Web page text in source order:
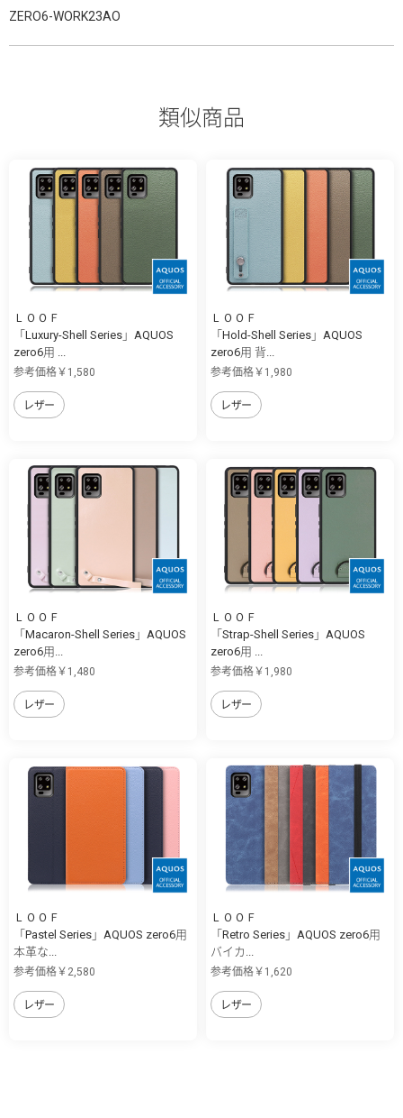
ZERO6-WORK23AO
類似商品
ＬＯＯＦ
「Luxury-Shell Series」AQUOS
zero6用 ...
参考価格￥1,580
レザー
ＬＯＯＦ
「Hold-Shell Series」AQUOS
zero6用 背...
参考価格￥1,980
レザー
ＬＯＯＦ
「Macaron-Shell Series」AQUOS
zero6用...
参考価格￥1,480
レザー
ＬＯＯＦ
「Strap-Shell Series」AQUOS
zero6用 ...
参考価格￥1,980
レザー
ＬＯＯＦ
「Pastel Series」AQUOS zero6用
本革な...
参考価格￥2,580
レザー
ＬＯＯＦ
「Retro Series」AQUOS zero6用
バイカ...
参考価格￥1,620
レザー